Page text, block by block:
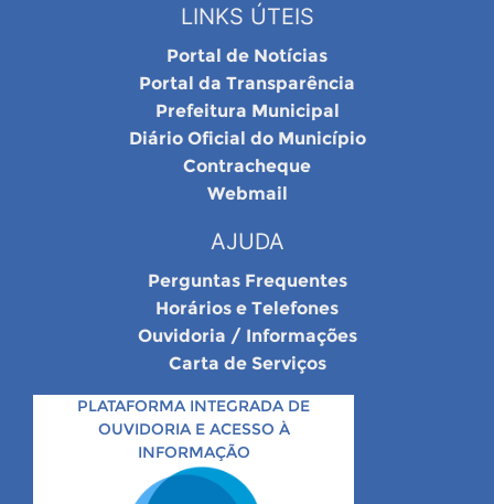
LINKS ÚTEIS
Portal de Notícias
Portal da Transparência
Prefeitura Municipal
Diário Oficial do Município
Contracheque
Webmail
AJUDA
Perguntas Frequentes
Horários e Telefones
Ouvidoria / Informações
Carta de Serviços
PLATAFORMA INTEGRADA DE
OUVIDORIA E ACESSO À
INFORMAÇÃO